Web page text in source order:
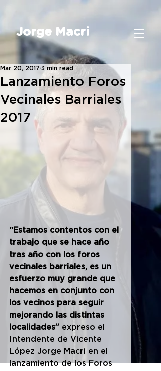
Jorge Macri
Lanzamiento Foros
Vecinales Barriales
2017
Mar 20, 2017 3 min read
“Estamos contentos con el
trabajo que se hace año
tras año con los foros
vecinales barriales, es un
esfuerzo muy grande que
hacemos en conjunto con
los vecinos para seguir
mejorando las distintas
localidades” expreso el
Intendente de Vicente
López Jorge Macri en el
lanzamiento de los Foros